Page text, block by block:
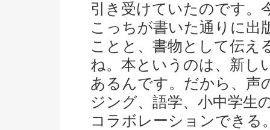
引き受けていたのです。
こっちが書いた通りに出
ことと、書物として伝え
ね。本というのは、新し
あるんです。だから、声
ジング、語学、小中学生
コラボレーションできる